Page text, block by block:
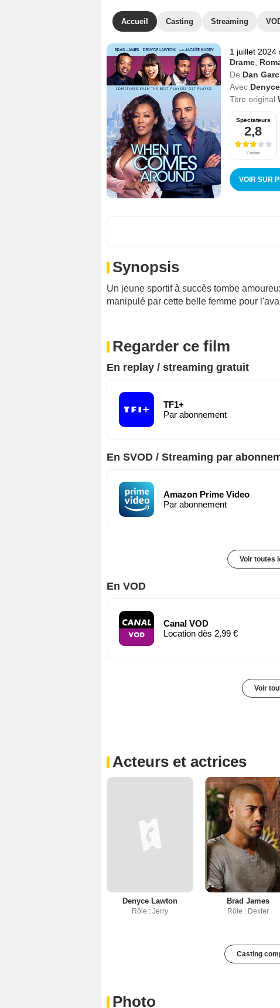
Accueil Casting Streaming
1 juillet 2024
Drame
De Dan
Avec
Titre original
Spectateurs
2,8
2 notes
VOIR SUR
Synopsis
Un jeune sportif à succès tombe
manipulé par cette belle femme pour
Regarder ce film
En replay / streaming gratuit
TF1+
Par abonnement
En SVOD / Streaming par
Amazon Prime Video
Par abonnement
Voir toutes
En VOD
Canal VOD
Location dès 2,99 €
Voir
Acteurs et actrices
Denyce Lawton
Rôle : Jerry
Brad James
Rôle : Dexter
Casting
Photo